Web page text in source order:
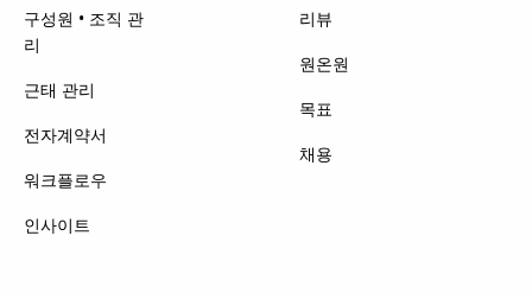
구성원 • 조직 관
리
근태 관리
전자계약서
워크플로우
인사이트
리뷰
원온원
목표
채용